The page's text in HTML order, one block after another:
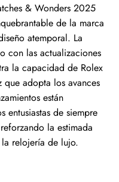
& Wonders 2025
de la marca
atemporal. La
con las actualizaciones
la capacidad de Rolex
adopta los avances
están
entusiastas de siempre
la estimada
relojería de lujo.